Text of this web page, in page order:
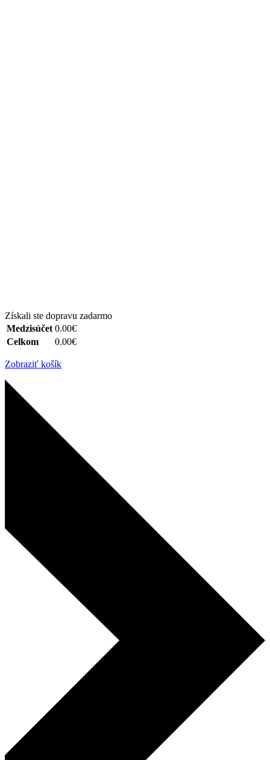
Získali ste dopravu zadarmo
Medzisúčet 0.00€
Celkom
0.00€
Zobraziť košík